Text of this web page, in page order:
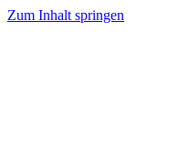
Zum Inhalt springen